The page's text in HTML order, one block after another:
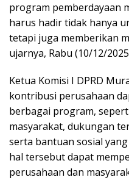
program pemberdayaan
harus hadir tidak hanya
tetapi juga memberikan
ujarnya, Rabu (10/12/
Ketua Komisi I DPRD
kontribusi perusahaan
berbagai program,
masyarakat, dukungan
serta bantuan sosial
hal tersebut dapat
perusahaan dan